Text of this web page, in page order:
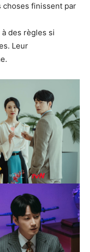
choses finissent par
des règles si
Leur